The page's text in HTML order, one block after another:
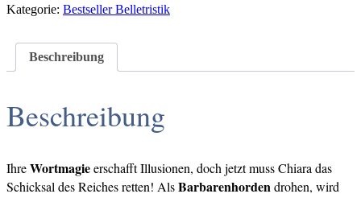
Kategorie: Bestseller Belletristik
Beschreibung
Beschreibung
IhreWortmagieerschafft Illusionen, doch jetzt muss Chiara das
Schicksal des Reiches retten! AlsBarbarenhorden drohen, wird